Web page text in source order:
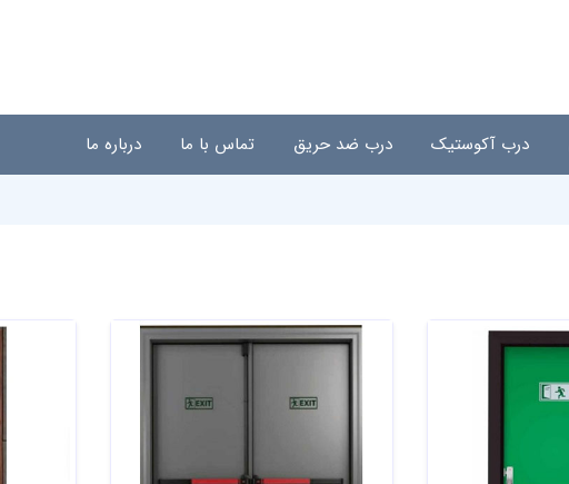
درب آکوستیک درب ضد حریق تماس با ما درباره ما